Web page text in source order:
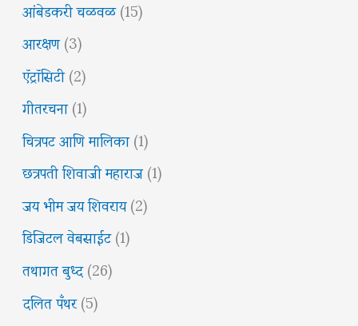
आंबेडकरी चळवळ(15)
आरक्षण(3)
ऍट्रॉसिटी(2)
गीतरचना(1)
चित्रपट आणि मालिका(1)
छत्रपती शिवाजी महाराज(1)
जय भीम जय शिवराय(2)
डिजिटल वेबसाईट(1)
तथागत बुध्द(26)
दलित पँथर(5)